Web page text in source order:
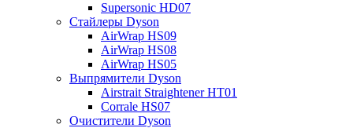
Supersonic HD07
Стайлеры Dyson
AirWrap HS09
AirWrap HS08
AirWrap HS05
Выпрямители Dyson
Airstrait Straightener HT01
Corrale HS07
Очистители Dyson